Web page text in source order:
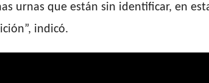
urnas que están sin identificar, en
indicó.